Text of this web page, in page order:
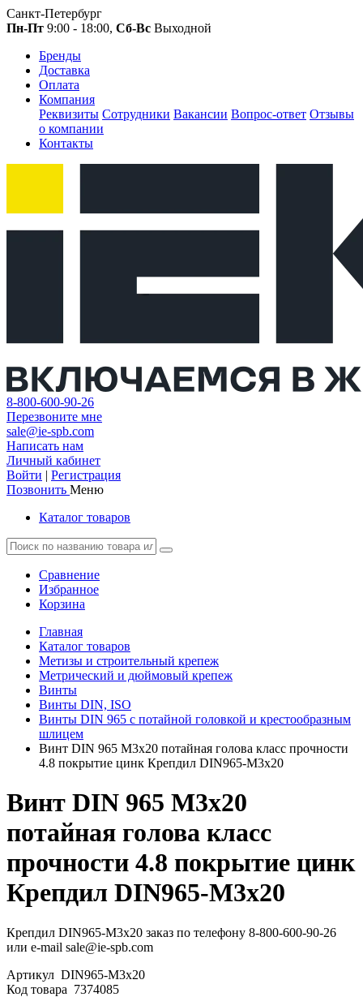
Санкт-Петербург
Пн-Пт 9:00 - 18:00, Сб-Вс Выходной
Бренды
Доставка
Оплата
Компания
Реквизиты Сотрудники Вакансии Вопрос-ответ Отзывы
о компании
Контакты
8-800-600-90-26
Перезвоните мне
sale@ie-spb.com
Написать нам
Личный кабинет
Войти | Регистрация
Позвонить Меню
Каталог товаров
Сравнение
Избранное
Корзина
Главная
Каталог товаров
Метизы и строительный крепеж
Метрический и дюймовый крепеж
Винты
Винты DIN, ISO
Винты DIN 965 с потайной головкой и крестообразным
шлицем
Винт DIN 965 М3х20 потайная голова класс прочности
4.8 покрытие цинк Крепдил DIN965-М3х20
Винт DIN 965 М3х20
потайная голова класс
прочности 4.8 покрытие цинк
Крепдил DIN965-М3х20
Крепдил DIN965-М3х20 заказ по телефону 8-800-600-90-26
или e-mail sale@ie-spb.com
Артикул DIN965-М3х20
Код товара 7374085